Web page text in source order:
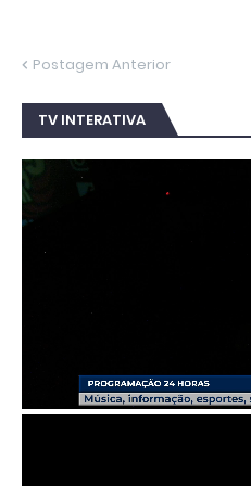
Postagem Anterior
TV INTERATIVA